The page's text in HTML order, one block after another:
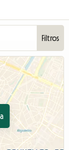
Filtros